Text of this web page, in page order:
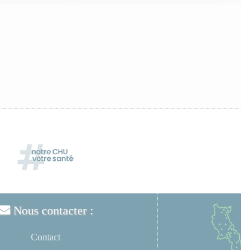
Nous contacter :
Contact